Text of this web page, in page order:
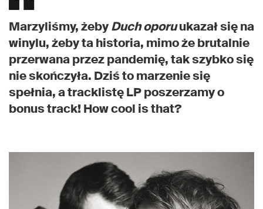
Marzyliśmy, żebyDuch oporuukazał się na
winylu, żeby ta historia, mimo że brutalnie
przerwana przez pandemię, tak szybko się
nie skończyła. Dziś to marzenie się
spełnia, a tracklistę LP poszerzamy o
bonus track! How cool is that?